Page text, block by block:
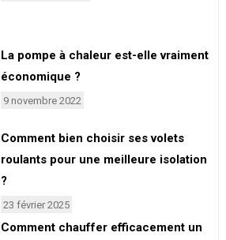
La pompe à chaleur est-elle vraiment
économique ?
9 novembre 2022
Comment bien choisir ses volets
roulants pour une meilleure isolation
?
23 février 2025
Comment chauffer efficacement un